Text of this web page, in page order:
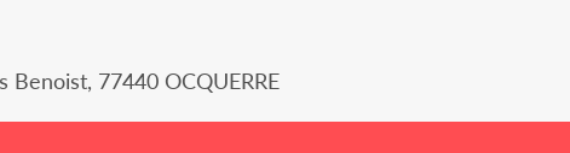
Benoist, 77440 OCQUERRE